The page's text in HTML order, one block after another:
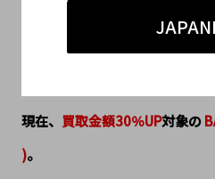
#買取キ
現在、 買取金額30％UP対象の
)。